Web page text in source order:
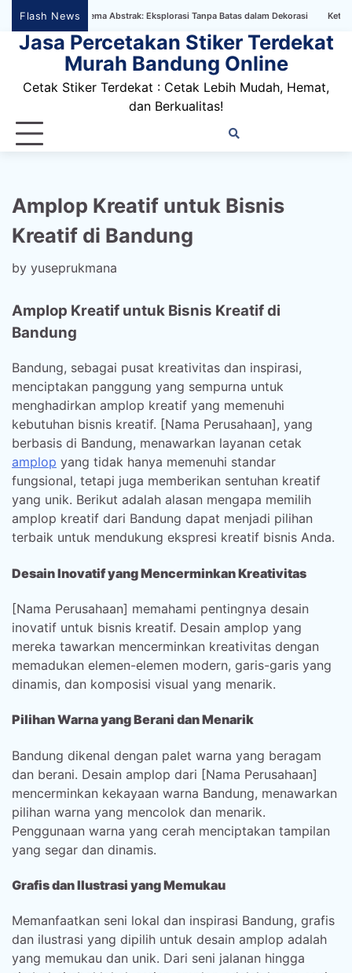
Skip
content
Flash News
Bertema Abstrak: Eksplorasi Tanpa Batas dalam Dekorasi Ketahanan
Jasa Percetakan Stiker Terdekat
Murah Bandung Online
Cetak Stiker Terdekat : Cetak Lebih Mudah, Hemat,
dan Berkualitas!
Amplop Kreatif untuk Bisnis
Kreatif di Bandung
by yuseprukmana
Amplop Kreatif untuk Bisnis Kreatif di
Bandung
Bandung, sebagai pusat kreativitas dan inspirasi,
menciptakan panggung yang sempurna untuk
menghadirkan amplop kreatif yang memenuhi
kebutuhan bisnis kreatif. [Nama Perusahaan], yang
berbasis di Bandung, menawarkan layanan cetak
amplop yang tidak hanya memenuhi standar
fungsional, tetapi juga memberikan sentuhan kreatif
yang unik. Berikut adalah alasan mengapa memilih
amplop kreatif dari Bandung dapat menjadi pilihan
terbaik untuk mendukung ekspresi kreatif bisnis Anda.
Desain Inovatif yang Mencerminkan Kreativitas
[Nama Perusahaan] memahami pentingnya desain
inovatif untuk bisnis kreatif. Desain amplop yang
mereka tawarkan mencerminkan kreativitas dengan
memadukan elemen-elemen modern, garis-garis yang
dinamis, dan komposisi visual yang menarik.
Pilihan Warna yang Berani dan Menarik
Bandung dikenal dengan palet warna yang beragam
dan berani. Desain amplop dari [Nama Perusahaan]
mencerminkan kekayaan warna Bandung, menawarkan
pilihan warna yang mencolok dan menarik.
Penggunaan warna yang cerah menciptakan tampilan
yang segar dan dinamis.
Grafis dan Ilustrasi yang Memukau
Memanfaatkan seni lokal dan inspirasi Bandung, grafis
dan ilustrasi yang dipilih untuk desain amplop adalah
yang memukau dan unik. Dari seni jalanan hingga